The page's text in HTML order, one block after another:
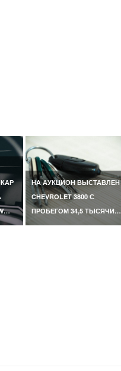
НА АУКЦИОН ВЫСТАВЛЕН
CHEVROLET 3800 С
ПРОБЕГОМ 34,5 ТЫСЯЧИ…